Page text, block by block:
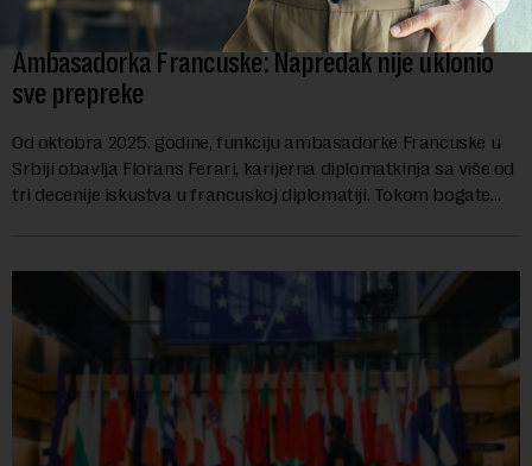
Ambasadorka Francuske: Napredak nije uklonio
sve prepreke
Od oktobra 2025. godine, funkciju ambasadorke Francuske u
Srbiji obavlja Florans Ferari, karijerna diplomatkinja sa više od
tri decenije iskustva u francuskoj diplomatiji. Tokom bogate